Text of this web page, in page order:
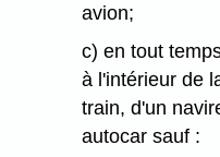
avion;
c) en tout
à l'intérieur de
train, d'un
autocar sauf :